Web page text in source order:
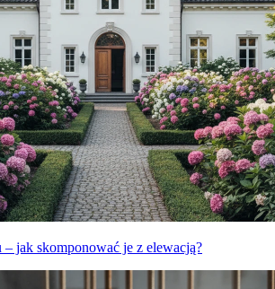
jak skomponować je z elewacją?